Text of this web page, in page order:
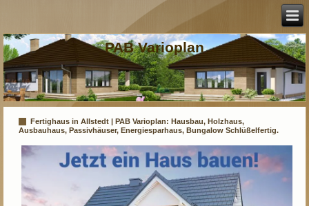
PAB Varioplan
Fertighaus in Allstedt | PAB Varioplan: Hausbau, Holzhaus,
Ausbauhaus, Passivhäuser, Energiesparhaus, Bungalow Schlüßelfertig.